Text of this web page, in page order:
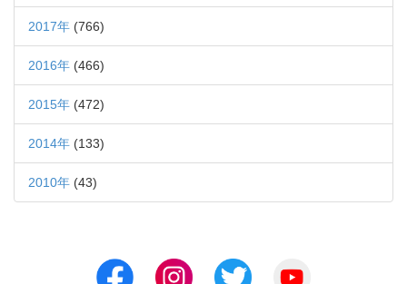
2017年 (766)
2016年 (466)
2015年 (472)
2014年 (133)
2010年 (43)